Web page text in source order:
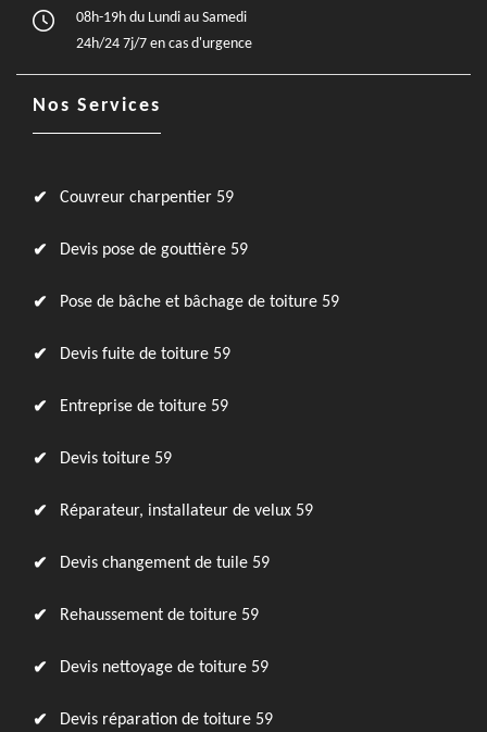
08h-19h du Lundi au Samedi
24h/24 7j/7 en cas d'urgence
Nos Services
Couvreur charpentier 59
Devis pose de gouttière 59
Pose de bâche et bâchage de toiture 59
Devis fuite de toiture 59
Entreprise de toiture 59
Devis toiture 59
Réparateur, installateur de velux 59
Devis changement de tuile 59
Rehaussement de toiture 59
Devis nettoyage de toiture 59
Devis réparation de toiture 59